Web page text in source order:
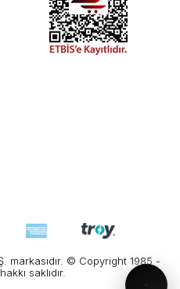
markasıdır. © Copyright 1985 -
saklıdır.